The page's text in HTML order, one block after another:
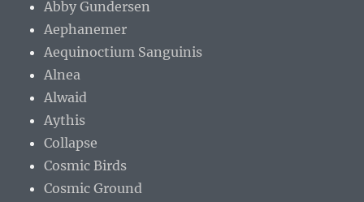
Abby Gundersen
Aephanemer
Aequinoctium Sanguinis
Alnea
Alwaid
Aythis
Collapse
Cosmic Birds
Cosmic Ground